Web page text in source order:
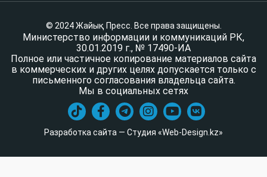
© 2024 Жайық Пресс. Все права защищены.
Министерство информации и коммуникаций РК,
30.01.2019 г., № 17490-ИА
Полное или частичное копирование материалов сайта
в коммерческих и других целях допускается только с
письменного согласования владельца сайта.
Мы в социальных сетях
Разработка сайта — Студия «Web-Design.kz»